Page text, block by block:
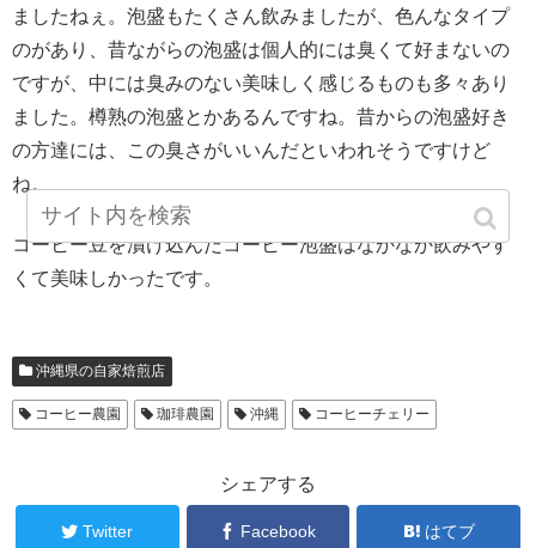
ましたねぇ。泡盛もたくさん飲みましたが、色んなタイプ
のがあり、昔ながらの泡盛は個人的には臭くて好まないの
ですが、中には臭みのない美味しく感じるものも多々あり
ました。樽熟の泡盛とかあるんですね。昔からの泡盛好き
の方達には、この臭さがいいんだといわれそうですけど
ね。
コーヒー豆を漬け込んだコーヒー泡盛はなかなか飲みやす
くて美味しかったです。
沖縄県の自家焙煎店
コーヒー農園 珈琲農園 沖縄 コーヒーチェリー
シェアする
Twitter Facebook はてブ